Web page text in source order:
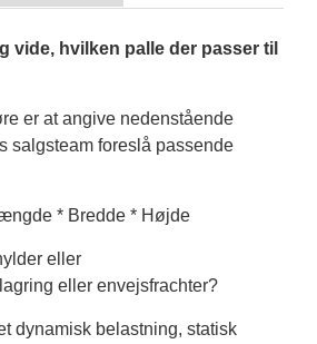
vide, hvilken palle der passer til
er at angive nedenstående
salgsteam foreslå passende
* Bredde * Højde
eller
eller envejsfrachter?
dynamisk belastning, statisk